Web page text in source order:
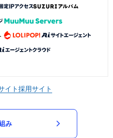
イト採用サイト
み